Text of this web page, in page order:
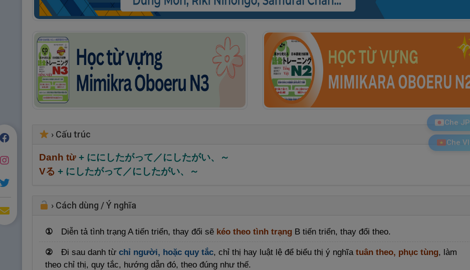
Che JP
› Cấu trúc
Danh từ + ににしたがって／にしたがい、～
Vる + にしたがって／にしたがい、～
› Cách dùng / Ý nghĩa
① Diễn tả tình trạng A tiến triển, thay đổi sẽ kéo theo tình trạng B tiến triển, thay đổi theo.
② Đi sau danh từ chỉ người, hoặc quy tắc, chỉ thị hay luật lệ để biểu thị ý nghĩa tuân theo, phục tùng, làm
theo chỉ thị, quy tắc, hướng dẫn đó, theo đúng như thế.
Che VI